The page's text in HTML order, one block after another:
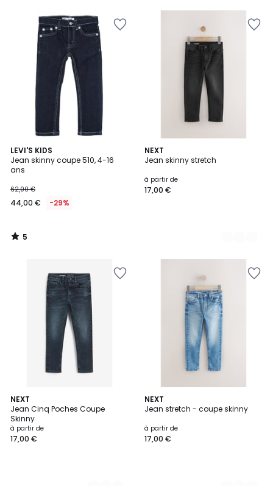
LEVI'S KIDS
Jean skinny coupe 510, 4-16
ans
62,00 €
44,00 € -29%
5
/
5
5
/
NEXT
Jean skinny stretch
à partir de
17,00 €
3
Couleurs
NEXT
Jean Cinq Poches Coupe
Skinny
à partir de
17,00 €
3
Couleurs
NEXT
Jean stretch - coupe skinny
à partir de
17,00 €
2
Couleurs